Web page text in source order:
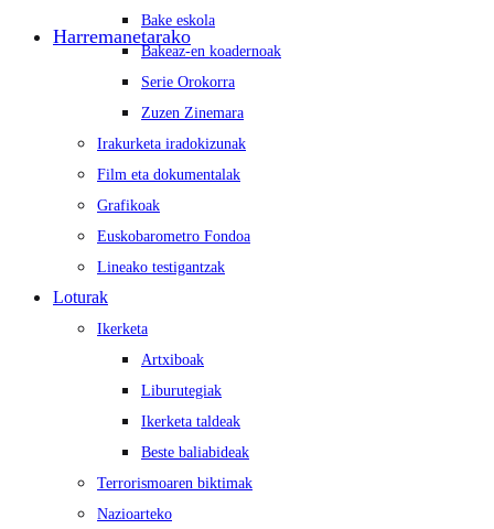
Harremanetarako
Bake eskola
Bakeaz-en koadernoak
Serie Orokorra
Zuzen Zinemara
Irakurketa iradokizunak
Film eta dokumentalak
Grafikoak
Euskobarometro Fondoa
Lineako testigantzak
Loturak
Ikerketa
Artxiboak
Liburutegiak
Ikerketa taldeak
Beste baliabideak
Terrorismoaren biktimak
Nazioarteko